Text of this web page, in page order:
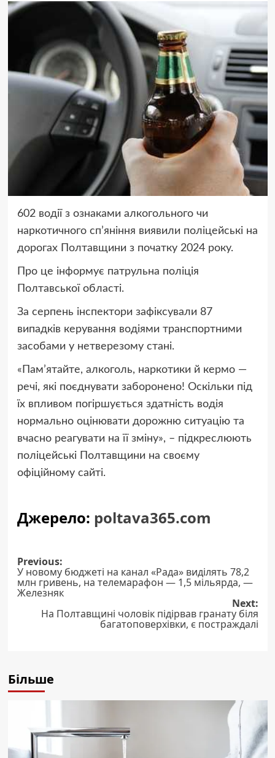
602 водії з ознаками алкогольного чи
наркотичного сп’яніння виявили поліцейські на
дорогах Полтавщини з початку 2024 року.
Про це інформує патрульна поліція
Полтавської області.
За серпень інспектори зафіксували 87
випадків керування водіями транспортними
засобами у нетверезому стані.
«Пам’ятайте, алкоголь, наркотики й кермо —
речі, які поєднувати заборонено! Оскільки під
їх впливом погіршується здатність водія
нормально оцінювати дорожню ситуацію та
вчасно реагувати на її зміну», – підкреслюють
поліцейські Полтавщини на своєму
офіційному сайті.
Джерело: poltava365.com
Post
navigation
Previous:
У новому бюджеті на канал «Рада» виділять 78,2
млн гривень, на телемарафон — 1,5 мільярда, —
Железняк
Next:
На Полтавщині чоловік підірвав гранату біля
багатоповерхівки, є постраждалі
Більше